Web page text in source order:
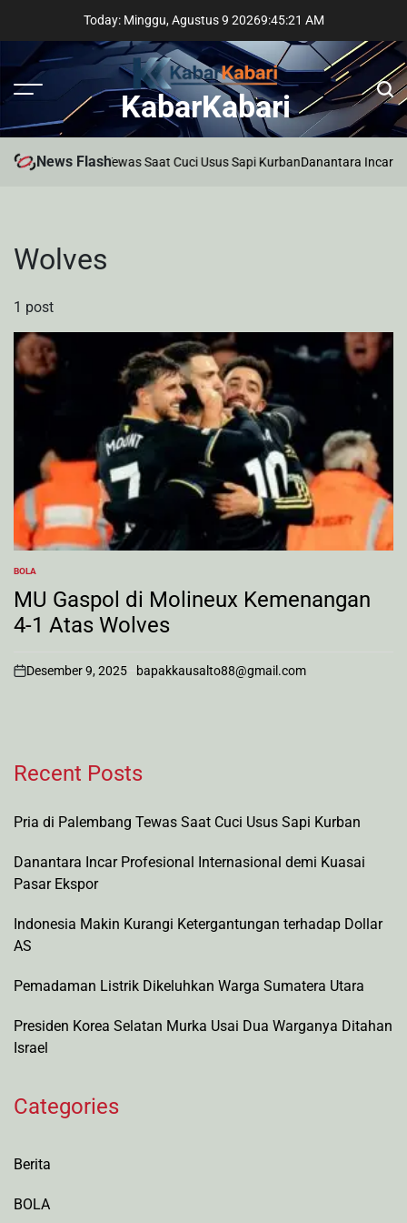
content
Today: Minggu, Agustus 9 20269:45:21 AM
KabarKabari
News Flash
di Palembang Tewas Saat Cuci Usus Sapi KurbanDanantara Incar
Wolves
1 post
POSTED
IN
BOLA
MU Gaspol di Molineux Kemenangan
4-1 Atas Wolves
on
Desember 9, 2025 bapakkausalto88@gmail.com
Recent Posts
Pria di Palembang Tewas Saat Cuci Usus Sapi Kurban
Danantara Incar Profesional Internasional demi Kuasai
Pasar Ekspor
Indonesia Makin Kurangi Ketergantungan terhadap Dollar
AS
Pemadaman Listrik Dikeluhkan Warga Sumatera Utara
Presiden Korea Selatan Murka Usai Dua Warganya Ditahan
Israel
Categories
Berita
BOLA